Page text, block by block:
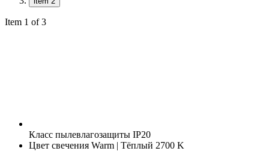
Item 1 of 3
Класс пылевлагозащиты IP20
Цвет свечения Warm | Тёплый 2700 K